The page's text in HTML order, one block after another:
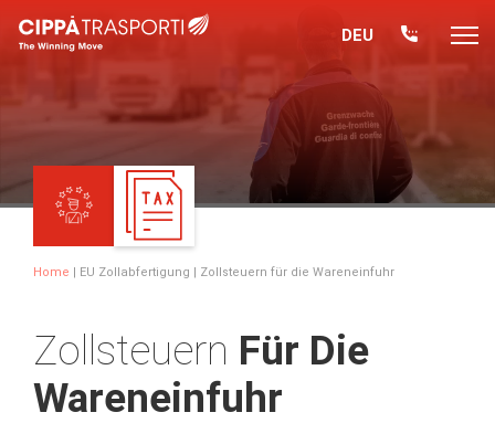
DEU
Home | EU Zollabfertigung | Zollsteuern für die Wareneinfuhr
Zollsteuern Für Die
Wareneinfuhr